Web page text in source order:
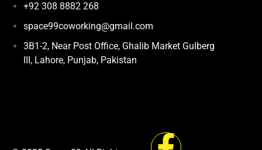
+92 308 8882 268
space99coworking@gmail.com
3B1-2, Near Post Office, Ghalib Market Gulberg
III, Lahore, Punjab, Pakistan